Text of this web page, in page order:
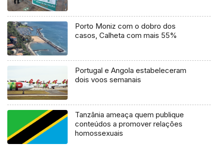
Porto Moniz com o dobro dos
casos, Calheta com mais 55%
Portugal e Angola estabeleceram
dois voos semanais
Tanzânia ameaça quem publique
conteúdos a promover relações
homossexuais